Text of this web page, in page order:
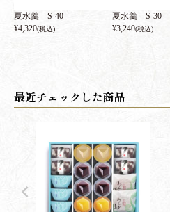
夏水羹 S-40
¥4,320(税込)
夏水羹 S-30
¥3,240(税込)